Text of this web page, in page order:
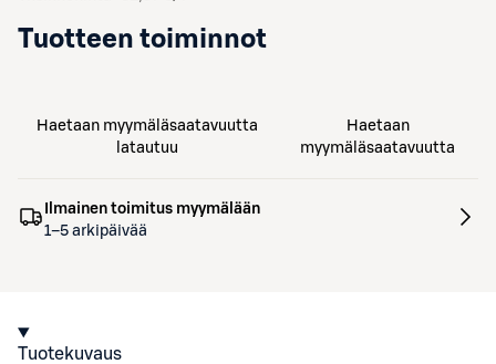
Tuotteen toiminnot
Haetaan myymäläsaatavuutta
latautuu
Haetaan
myymäläsaatavuutta
Ilmainen toimitus myymälään
1–5 arkipäivää
Tuotekuvaus